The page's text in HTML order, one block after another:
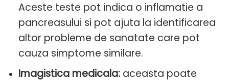
Aceste teste pot indica o inflamatie a
pancreasului si pot ajuta la identificarea
altor probleme de sanatate care pot
cauza simptome similare.
Imagistica medicala:aceasta poate